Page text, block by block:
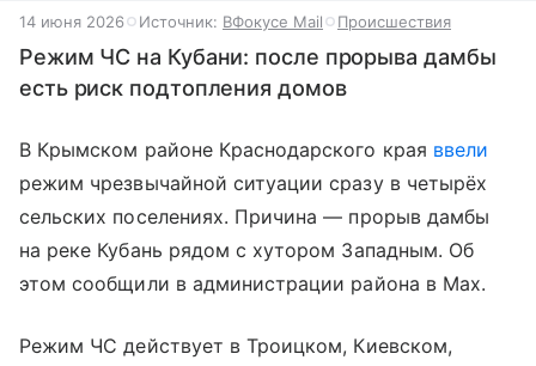
14 июня 2026 Источник: ВФокусе Mail Происшествия
Режим ЧС на Кубани: после прорыва дамбы
есть риск подтопления домов
В Крымском районе Краснодарского края ввели
режим чрезвычайной ситуации сразу в четырёх
сельских поселениях. Причина — прорыв дамбы
на реке Кубань рядом с хутором Западным. Об
этом сообщили в администрации района в Max.
Режим ЧС действует в Троицком, Киевском,